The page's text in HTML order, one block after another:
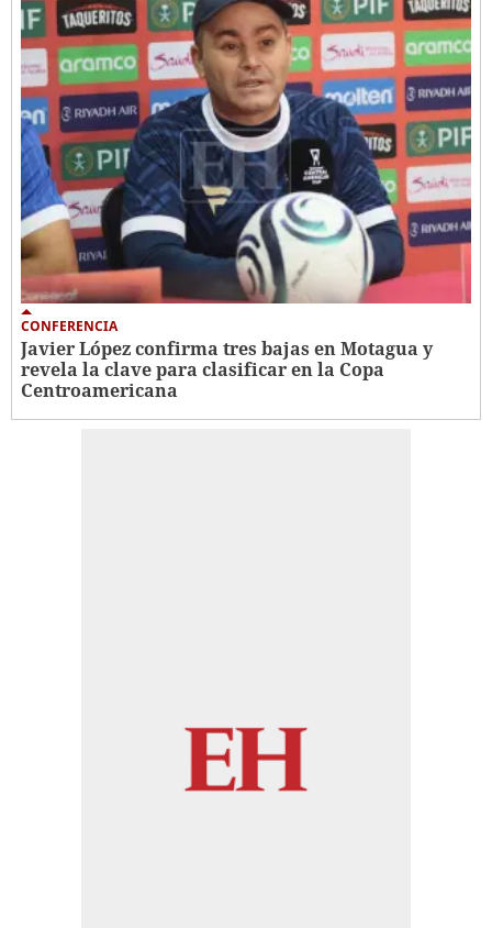
CONFERENCIA
Javier López confirma tres bajas en Motagua y
revela la clave para clasificar en la Copa
Centroamericana